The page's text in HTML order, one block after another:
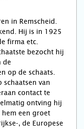
in Remscheid.
Hij is in 1925
firma etc.
bezocht hij
de
op de schaats.
van
contact te
ontving hij
hem een groet
, de Europese